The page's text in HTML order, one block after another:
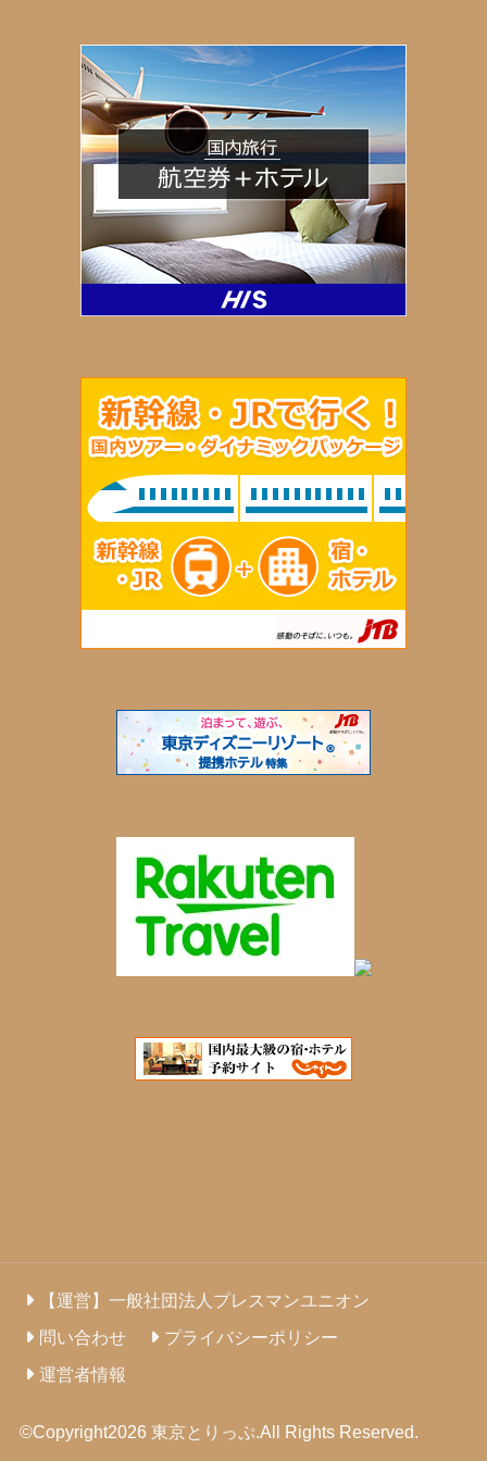
【運営】一般社団法人プレスマンユニオン
問い合わせ
プライバシーポリシー
運営者情報
©Copyright2026 東京とりっぷ.All Rights Reserved.